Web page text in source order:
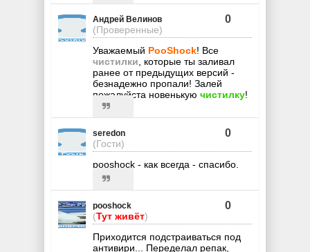
Андрей Велинов
(Проверенные)
0
Уважаемый PooShock! Все
чистилки, которые ты заливал
ранее от предыдущих версий -
безнадежно пропали! Залей
пожалуйста новенькую чистилку!
seredon
(Гости)
0
pooshock - как всегда - спасибо.
pooshock
(Тут живёт)
0
Приходится подстраиваться под
антивири... Переделал репак,